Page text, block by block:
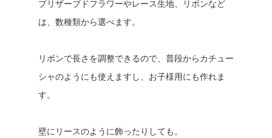
プリザーブドフラワーやレース生地、リボンなど
は、数種類から選べます。
リボンで長さを調整できるので、普段からカチュー
シャのようにも使えますし、お子様用にも作れま
す。
壁にリースのように飾ったりしても。